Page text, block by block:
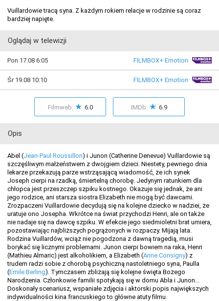
Vuillardowie tracą syna. Z każdym rokiem relacje w rodzinie są coraz
bardziej napięte.
Oglądaj w telewizji
Pon 17.08 6:05 FILMBOX+ Emotion
Śr 19.08 10:10 FILMBOX+ Emotion
Filmweb: ★ 6.0 IMDb: ★ 6.9
Opis
Abel (Jean-Paul Roussillon) i Junon (Catherine Denevue) Vuillardowie są
szczęśliwym małżeństwem z dwojgiem dzieci. Niestety, pewnego dnia
lekarze przekazują parze wstrząsającą wiadomość, że ich synek
Joseph cierpi na rzadką, śmiertelną chorobę. Jedynym ratunkiem dla
chłopca jest przeszczep szpiku kostnego. Okazuje się jednak, że ani
jego rodzice, ani starsza siostra Elizabeth nie mogą być dawcami.
Zrozpaczeni Vuillardowie decydują się na kolejne dziecko w nadziei, że
uratuje ono Josepha. Wkrótce na świat przychodzi Henri, ale on także
nie nadaje się na dawcę szpiku. W efekcie jego siedmioletni brat umiera,
pozostawiając najbliższych pogrążonych w rozpaczy. Mijają lata.
Rodzina Vuillardów, wciąż nie pogodzona z dawną tragedią, musi
borykać się licznymi problemami. Junon cierpi bowiem na raka, Henri
(Mathieu Almaric) jest alkoholikiem, a Elizabeth (Anne Consigny) z
trudem radzi sobie z chorobą psychiczną nastoletniego syna, Paulla
(Emile Berling). Tymczasem zbliżają się kolejne święta Bożego
Narodzenia. Członkowie familii spotykają się w domu Abla i Junon...
Doskonały scenariusz, wspaniałe zdjęcia i aktorski popis największych
indywidualności kina francuskiego to główne atuty filmu.